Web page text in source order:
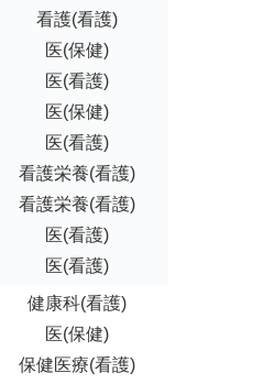
看護(看護)
医(保健)
医(看護)
医(保健)
医(看護)
看護栄養(看護)
看護栄養(看護)
医(看護)
医(看護)
健康科(看護)
医(保健)
保健医療(看護)